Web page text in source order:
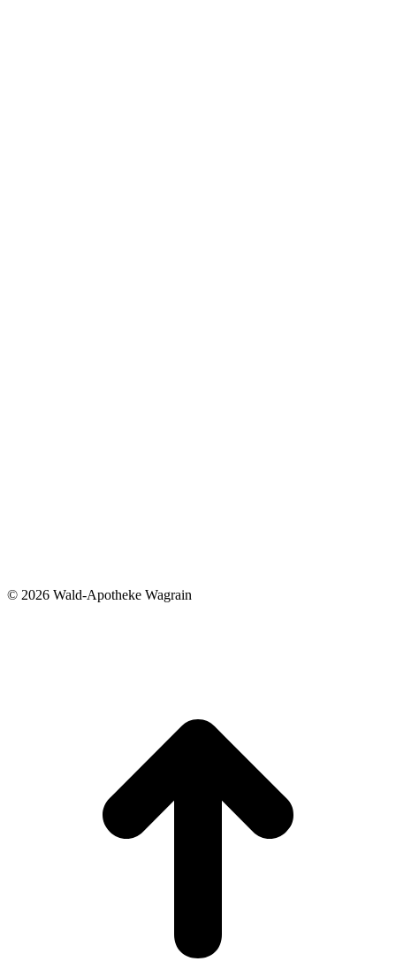
© 2026 Wald-Apotheke Wagrain